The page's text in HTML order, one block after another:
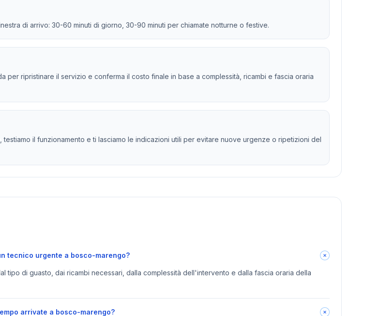
di arrivo: 30-60 minuti di giorno, 30-90 minuti per chiamate notturne o festive.
ripristinare il servizio e conferma il costo finale in base a complessità, ricambi e fascia oraria
il funzionamento e ti lasciamo le indicazioni utili per evitare nuove urgenze o ripetizioni del
tecnico urgente a bosco-marengo?
tipo di guasto, dai ricambi necessari, dalla complessità dell'intervento e dalla fascia oraria della
arrivate a bosco-marengo?